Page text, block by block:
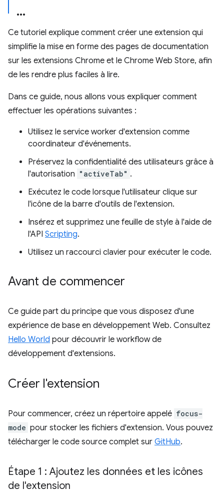
Ce tutoriel explique comment créer une extension qui
simplifie la mise en forme des pages de documentation
sur les extensions Chrome et le Chrome Web Store, afin
de les rendre plus faciles à lire.
Dans ce guide, nous allons vous expliquer comment
effectuer les opérations suivantes :
Utilisez le service worker d'extension comme
coordinateur d'événements.
Préservez la confidentialité des utilisateurs grâce à
l'autorisation "activeTab" .
Exécutez le code lorsque l'utilisateur clique sur
l'icône de la barre d'outils de l'extension.
Insérez et supprimez une feuille de style à l'aide de
l'API Scripting.
Utilisez un raccourci clavier pour exécuter le code.
Avant de commencer
Ce guide part du principe que vous disposez d'une
expérience de base en développement Web. Consultez
Hello World pour découvrir le workflow de
développement d'extensions.
Créer l'extension
Pour commencer, créez un répertoire appelé focus-
mode pour stocker les fichiers d'extension. Vous pouvez
télécharger le code source complet sur GitHub.
Étape 1 : Ajoutez les données et les icônes
de l'extension